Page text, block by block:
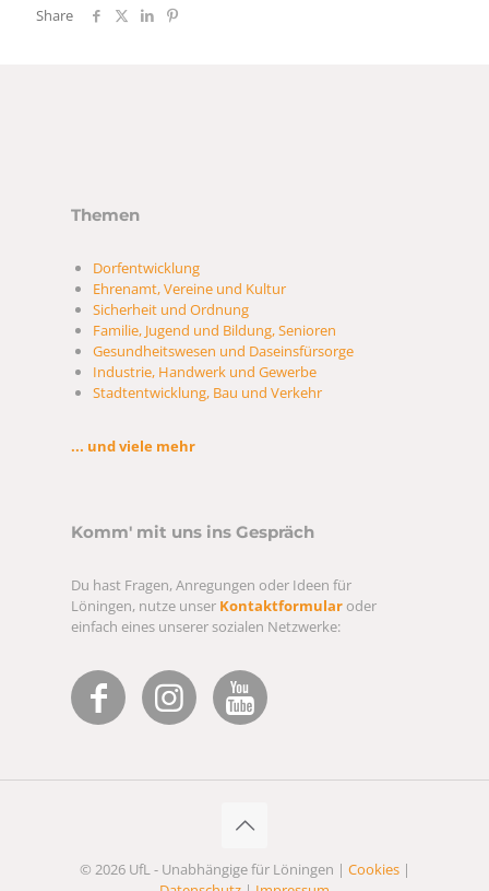
Share
Themen
Dorfentwicklung
Ehrenamt, Vereine und Kultur
Sicherheit und Ordnung
Familie, Jugend und Bildung, Senioren
Gesundheitswesen und Daseinsfürsorge
Industrie, Handwerk und Gewerbe
Stadtentwicklung, Bau und Verkehr
... und viele mehr
Komm' mit uns ins Gespräch
Du hast Fragen, Anregungen oder Ideen für
Löningen, nutze unser Kontaktformular oder
einfach eines unserer sozialen Netzwerke:
© 2026 UfL - Unabhängige für Löningen | Cookies|